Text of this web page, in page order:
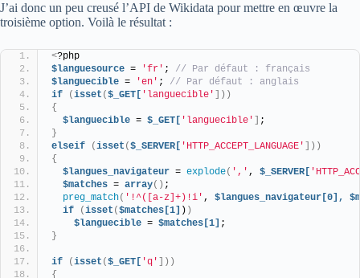
J’ai donc un peu creusé l’API de Wikidata pour mettre en œuvre la
troisième option. Voilà le résultat :
<?php
$languesource = 'fr' ; // Par défaut : français
$languecible = 'en' ; // Par défaut : anglais
if
(isset ($_GET[ 'languecible'
]))
{
$languecible = $_GET[ 'languecible'
;
}
elseif
(isset ($_SERVER[ 'HTTP_ACCEPT_LANGUAGE'
]))
{
$langues_navigateur = explode( ',' , $_SERVER[
$matches = array() ;
preg_match( '!^([a-z]+)!i' , $langues_navigateur[0],
if
(isset ($matches[1] ) )
$languecible = $matches[1] ;
}
if (isset ($_GET[ 'q'
]))
{